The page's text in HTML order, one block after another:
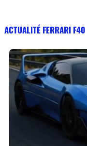
ACTUALITÉ FERRARI F40